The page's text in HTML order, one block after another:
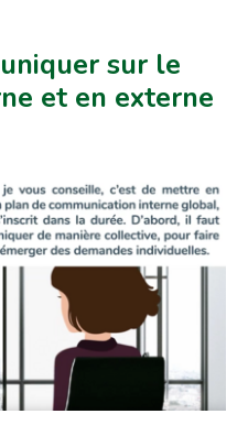
sur le
et en externe